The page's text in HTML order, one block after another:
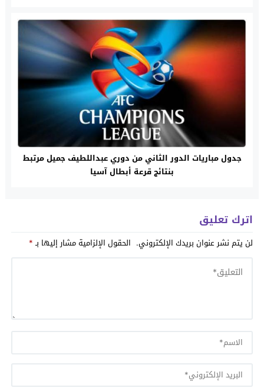
جدول مباريات الدور الثاني من دوري عبداللطيف جميل مرتبط
بنتائج قرعة أبطال آسيا
اترك تعليق
لن يتم نشر عنوان بريدك الإلكتروني. الحقول الإلزامية مشار إليها بـ*